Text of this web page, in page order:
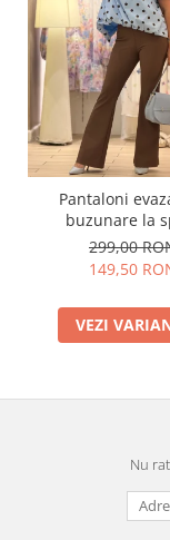
Pantaloni
buzunare la
299,00
149,50
VEZI
Nu